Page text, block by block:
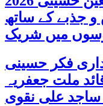
و جذبے کے ساتھ
میں شریک
2026: عزاداری فکر حسینی
ملت جعفریہ
ساجد علی نقوی